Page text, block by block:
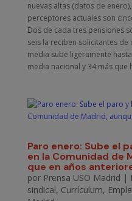
nuevas altas (datos de
perceptores actuales son
Dos de cada tres pensiones
seis la reciben solicitantes
media sube ligeramente
media nacional y 34 más que
Paro enero: Sube el
en la Comunidad de
que en años
por Prensa USO Madrid |
sindical, Currículum,